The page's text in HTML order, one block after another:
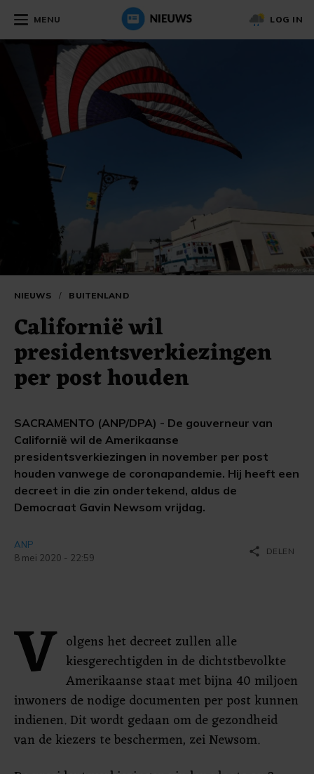
MENU LOG IN
NIEUWS / BUITENLAND
Californië wil
presidentsverkiezingen
per post houden
SACRAMENTO (ANP/DPA) - De gouverneur van
Californië wil de Amerikaanse
presidentsverkiezingen in november per post
houden vanwege de coronapandemie. Hij heeft een
decreet in die zin ondertekend, aldus de
Democraat Gavin Newsom vrijdag.
ANP
8 mei 2020 - 22:59
share DELEN
V olgens het decreet zullen alle
kiesgerechtigden in de dichtstbevolkte
Amerikaanse staat met bijna 40 miljoen
inwoners de nodige documenten per post kunnen
indienen. Dit wordt gedaan om de gezondheid
van de kiezers te beschermen, zei Newsom.